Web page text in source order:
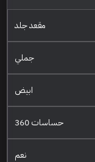
مقعد جلد
جملي
ابيض
حساسات 360
نعم